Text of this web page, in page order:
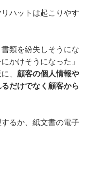
ハットは起こりやす
類を紛失しそうにな
かけそうになった」
、 顧客の個人情報や
だけでなく顧客から
るか、紙文書の電子